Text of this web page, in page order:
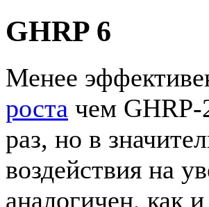
GHRP 6
Менее
роста чем
раз, но в
воздействия на
аналогичен, как